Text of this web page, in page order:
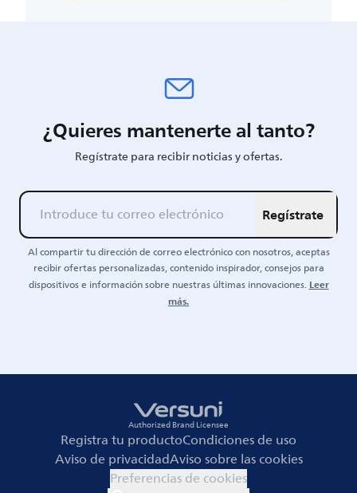
¿Quieres mantenerte al tanto?
Regístrate para recibir noticias y ofertas.
Regístrate
Al compartir tu dirección de correo electrónico con nosotros, aceptas
recibir ofertas personalizadas, contenido inspirador, consejos para
dispositivos e información sobre nuestras últimas innovaciones.Leer
más.
Authorized Brand Licensee
Registra tu productoCondiciones de uso
Aviso de privacidadAviso sobre las cookies
Preferencias de cookies